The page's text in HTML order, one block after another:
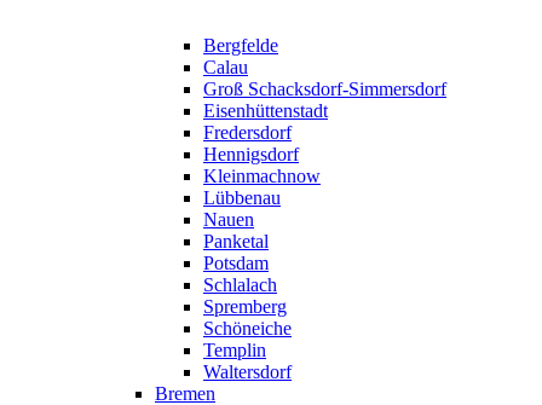
Bergfelde
Calau
Groß Schacksdorf-Simmersdorf
Eisenhüttenstadt
Fredersdorf
Hennigsdorf
Kleinmachnow
Lübbenau
Nauen
Panketal
Potsdam
Schlalach
Spremberg
Schöneiche
Templin
Waltersdorf
Bremen